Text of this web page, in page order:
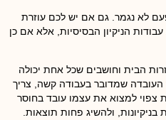
לא נגמר. גם אם יש לכם עוזרת
הניקיון הבסיסיות, אלא אם כן
הבית וחושבים שכל אחת יכולה
שמדובר בעבודה קשה, צריך
צפוי למצוא את עצמו עובד בחוסר
בניקיונות, ולהשיג פחות תוצאות.